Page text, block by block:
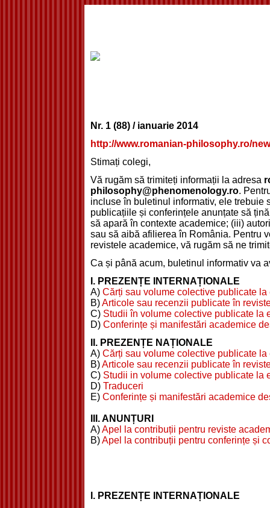
Nr. 1 (88) / ianuarie 2014
http://www.romanian-philosophy.ro/
Stimați colegi,
Vă rugăm să trimiteți informații la adresa
philosophy@phenomenology.ro.
incluse în buletinul informativ, ele trebuie
publicațiile și conferințele anunțate să
să apară în contexte academice; (iii)
sau să aibă afilierea în România. Pentru
revistele academice, vă rugăm să ne
Ca și până acum, buletinul informativ va
I. PREZENȚE INTERNAȚIONALE
A) Cărți sau volume colective publicate
B)Articole sau recenzii publicate în
C) Studii în volume colective publicate la
D) Conferințe și manifestări academice
II. PREZENȚE NAȚIONALE
A) Cărți sau volume colective publicate la
B)Articole sau recenzii publicate în
C) Studii in volume colective publicate la
D) Traduceri
E) Conferințe și manifestări academice
III. ANUNȚURI
A)Apel la contribuții pentru reviste
B)Apel la contribuții pentru conferințe și
I. PREZENȚE INTERNAȚIONALE